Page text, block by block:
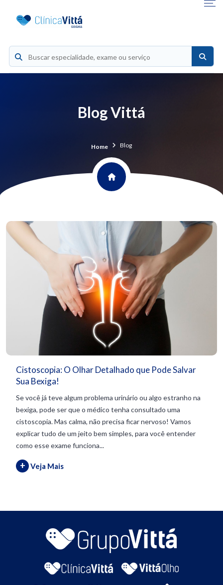
Blog Vittá
Home Blog
Cistoscopia: O Olhar Detalhado que Pode Salvar
Sua Bexiga!
Se você já teve algum problema urinário ou algo estranho na
bexiga, pode ser que o médico tenha consultado uma
cistoscopia. Mas calma, não precisa ficar nervoso! Vamos
explicar tudo de um jeito bem simples, para você entender
como esse exame funciona...
+ Veja Mais